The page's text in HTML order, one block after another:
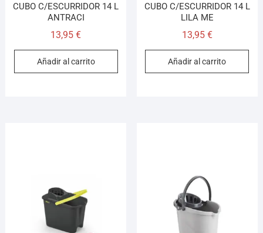
CUBO C/ESCURRIDOR 14 L
ANTRACI
13,95€
Añadir al carrito
CUBO C/ESCURRIDOR 14 L
LILA ME
13,95 €
Añadir al carrito